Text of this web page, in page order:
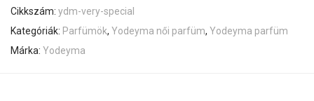
Cikkszám: ydm-very-special
Kategóriák: Parfümök, Yodeyma női parfüm, Yodeyma parfüm
Márka: Yodeyma